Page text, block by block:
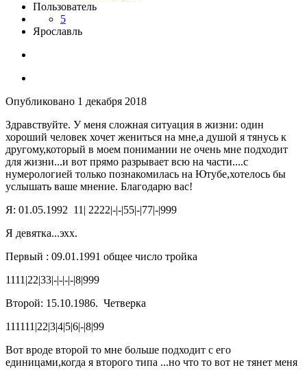
Пользователь
5
Ярославль
Опубликовано 1 декабря 2018
Здравствуйте. У меня сложная ситуация в жизни: один
хороший человек хочет жениться на мне,а душой я тянусь к
другому,который в моем понимании не очень мне подходит
для жизни...и вот прямо разрывает всю на части....с
нумерологией только познакомилась на Ютубе,хотелось бы
услышать ваше мнение. Благодарю вас!
Я: 01.05.1992 11| 2222|-|-|55|-|77|-|999
Я девятка...эхх.
Первый : 09.01.1991 общее число тройка
1111|22|33|-|-|-|-|8|999
Второй: 15.10.1986. Четверка
111111|22|3|4|5|6|-|8|99
Вот вроде второй то мне больше подходит с его
единицами,когда я второго типа ...но что то вот не тянет меня